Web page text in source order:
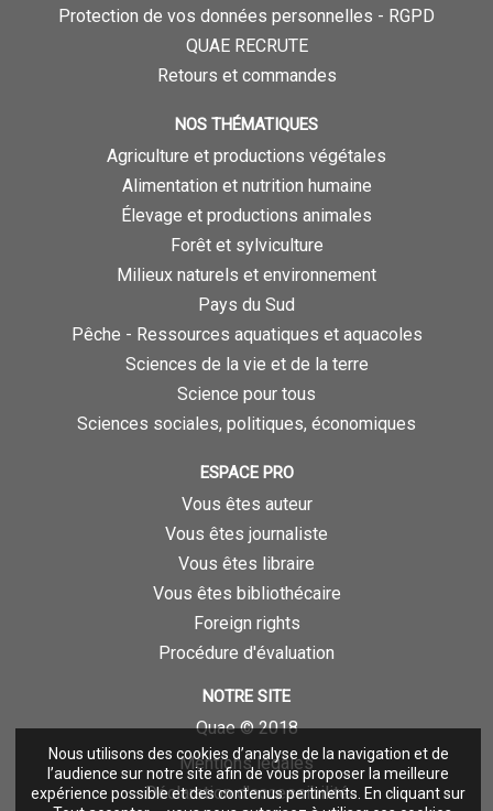
Nous utilisons des cookies d’analyse de la navigation et de
l’audience sur notre site afin de vous proposer la meilleure
expérience possible et des contenus pertinents. En cliquant sur
Protection de vos données personnelles - RGPD
QUAE RECRUTE
Retours et commandes
NOS THÉMATIQUES
Agriculture et productions végétales
Alimentation et nutrition humaine
Élevage et productions animales
Forêt et sylviculture
Milieux naturels et environnement
Pays du Sud
Pêche - Ressources aquatiques et aquacoles
Sciences de la vie et de la terre
Science pour tous
Sciences sociales, politiques, économiques
ESPACE PRO
Vous êtes auteur
Vous êtes journaliste
Vous êtes libraire
Vous êtes bibliothécaire
Foreign rights
Procédure d'évaluation
NOTRE SITE
Quae © 2018
Mentions légales
Déclaration d'accessibilité